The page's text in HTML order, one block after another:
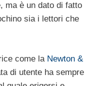
ma è un dato di fatto
sia i lettori che
come la Newton &
di utente ha sempre